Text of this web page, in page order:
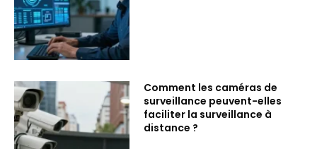
Comment les caméras de
surveillance peuvent-elles
faciliter la surveillance à
distance ?